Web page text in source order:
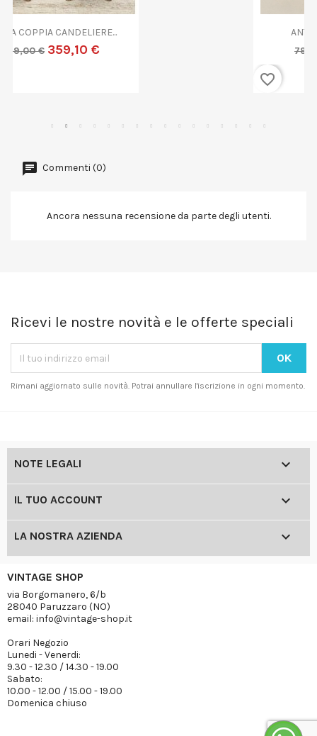
ANTICA COPPA VETRO...
Commenti (0)
Ancora nessuna recensione da parte degli utenti.
Ricevi le nostre novità e le offerte speciali
Rimani aggiornato sulle novità. Potrai annullare l'iscrizione in ogni momento.
NOTE LEGALI 
IL TUO ACCOUNT 
LA NOSTRA AZIENDA 
VINTAGE SHOP
via Borgomanero, 6/b
28040 Paruzzaro (NO)
email: info@vintage-shop.it
Orari Negozio
Lunedi - Venerdi:
9.30 - 12.30 / 14.30 - 19.00
Sabato:
10.00 - 12.00 / 15.00 - 19.00
Domenica chiuso